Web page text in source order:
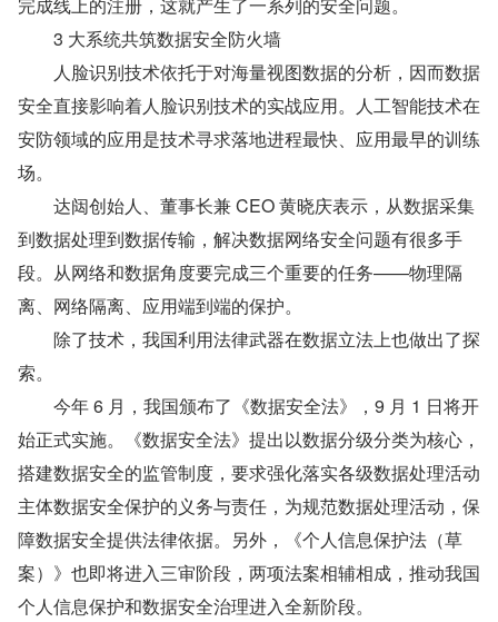
3 大系统共筑数据安全防火墙
人脸识别技术依托于对海量视图数据的分析，因而数据
安全直接影响着人脸识别技术的实战应用。人工智能技术在
安防领域的应用是技术寻求落地进程最快、应用最早的训练
场。
达闼创始人、董事长兼 CEO 黄晓庆表示，从数据采集
到数据处理到数据传输，解决数据网络安全问题有很多手
段。从网络和数据角度要完成三个重要的任务——物理隔
离、网络隔离、应用端到端的保护。
除了技术，我国利用法律武器在数据立法上也做出了探
索。
今年 6 月，我国颁布了《数据安全法》，9 月 1 日将开
始正式实施。《数据安全法》提出以数据分级分类为核心，
搭建数据安全的监管制度，要求强化落实各级数据处理活动
主体数据安全保护的义务与责任，为规范数据处理活动，保
障数据安全提供法律依据。另外，《个人信息保护法（草
案）》也即将进入三审阶段，两项法案相辅相成，推动我国
个人信息保护和数据安全治理进入全新阶段。